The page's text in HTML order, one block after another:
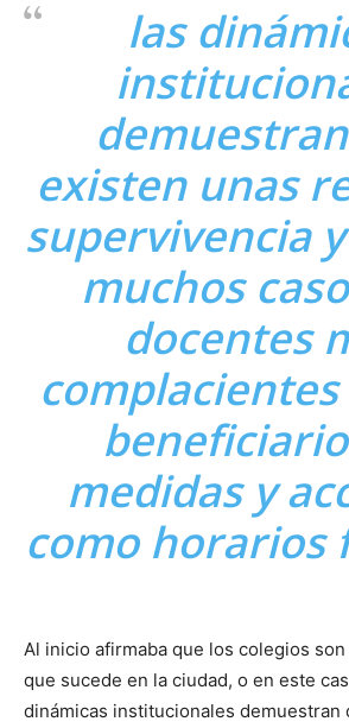
las
existen unas
supervivencia
muchos
docentes
medidas y
como horarios
Al inicio afirmaba que los colegios
que sucede en la ciudad, o en este
dinámicas institucionales demuestran